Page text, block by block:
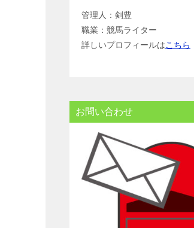
管理人：剣豊
職業：競馬ライター
詳しいプロフィールはこちら
お問い合わせ